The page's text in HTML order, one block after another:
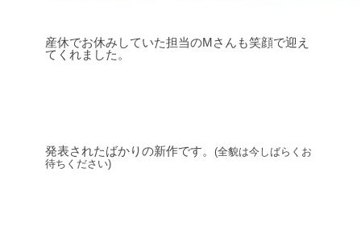
産休でお休みしていた担当のMさんも笑顔で迎え
てくれました。
発表されたばかりの新作です。 (全貌は今しばらくお
待ちください)